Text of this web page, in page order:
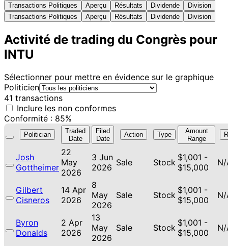
Transactions Politiques Aperçu Résultats Dividende
Division
Transactions Politiques
Aperçu Résultats Dividende Division
Activité de trading du Congrès pour
INTU
Sélectionner pour mettre en évidence sur le graphique
Politicien
41 transactions
Inclure les non conformes
Conformité : 85%
Politician
Traded
Date
Filed
Date
Action Type
Amount
Range
Josh
Gottheimer
22
May
2026
3 Jun
2026 Sale Stock $1,001 -
$15,000
Gilbert
Cisneros
14 Apr
2026
8
May
2026
Sale Stock $1,001 -
$15,000
Byron
Donalds
2 Apr
2026
13
May
2026
Sale Stock $1,001 -
$15,000